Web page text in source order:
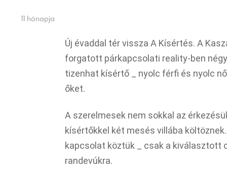
11 hónapja
Új évaddal tér vissza A Kísértés. A
forgatott párkapcsolati reality-ben
tizenhat kísértő _ nyolc férfi és nyolc
őket.
A szerelmesek nem sokkal az
kísértőkkel két mesés villába
kapcsolat köztük _ csak a kiválasztott
randevúkra.